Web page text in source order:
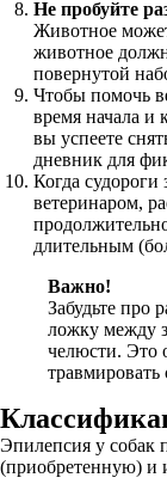
Не пробуйте
Животное
животное
повернутой
Чтобы помочь
время начала и
вы успеете
дневник для
Когда судороги
ветеринаром,
длительным
Важно!
Забудьте про
ложку между
челюсти. Это
травмировать
Эпилепсия у собак
(приобретенную) и